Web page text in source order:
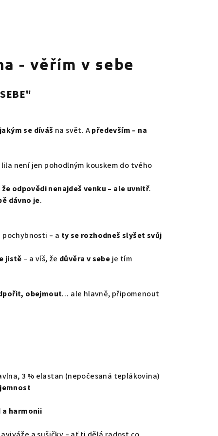
- věřím v sebe
jakým se díváš na svět. Apředevším – na
není jen pohodlným kouskem do tvého
odpovědi nenajdeš venku – ale uvnitř.
dávno je.
– a ty se rozhodneš slyšet svůj
jistě – a víš, že důvěra v sebe je tím
obejmout… ale hlavně, připomenout
3 % elastan (nepočesaná teplákovina)
a harmonii